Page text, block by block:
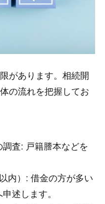
があります。相続開
の流れを把握してお
査: 戸籍謄本などを
内）: 借金の方が多い
述します。